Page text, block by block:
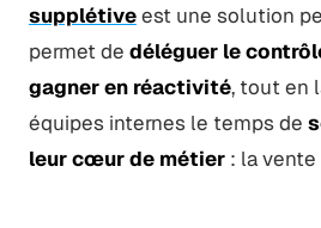
supplétiveest une solution
permet de déléguer le
gagner en réactivité, tout en
équipes internes le temps de
leur cœur de métier: la vente